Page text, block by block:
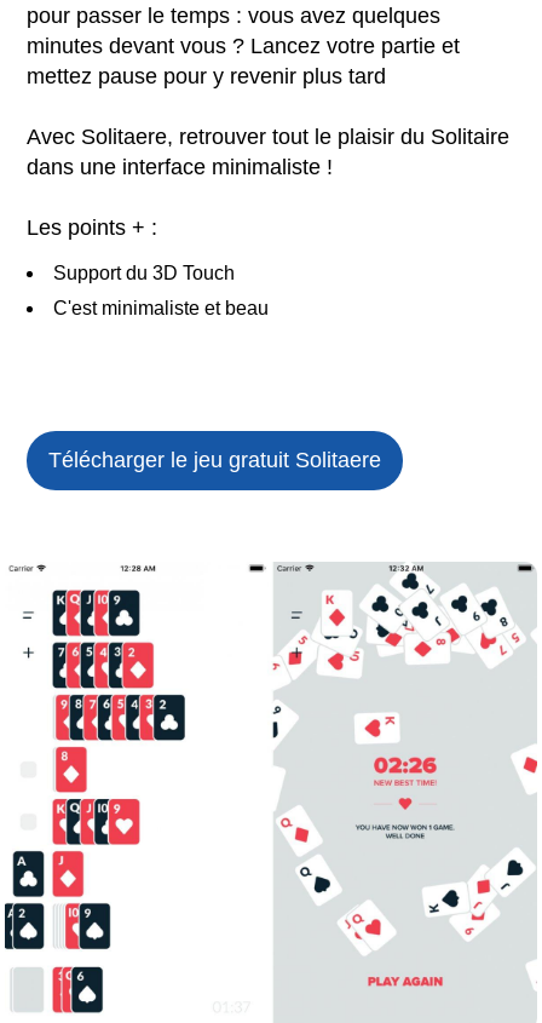
pour passer le temps : vous avez quelques
minutes devant vous ? Lancez votre partie et
mettez pause pour y revenir plus tard
Avec Solitaere, retrouver tout le plaisir du Solitaire
dans une interface minimaliste !
Les points + :
Support du 3D Touch
C'est minimaliste et beau
Télécharger le jeu gratuit Solitaere